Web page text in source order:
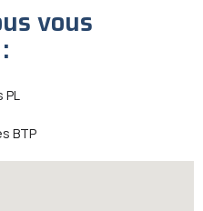
vous
PL
BTP